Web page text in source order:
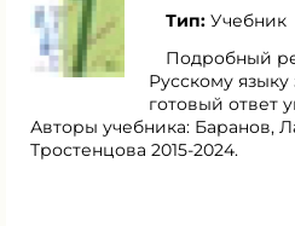
Тип: Учебник
Подробный
Русскому языку
готовый ответ
Авторы учебника: Баранов,
Тростенцова 2015-2024.